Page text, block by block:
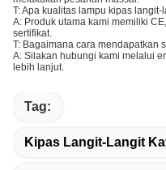
T: Apa kualitas lampu kipas langit-
A: Produk utama kami memiliki
sertifikat.
T: Bagaimana cara mendapatkan
A: Silakan hubungi kami melalui
lebih lanjut.
Tag:
Kipas Langit-Langit